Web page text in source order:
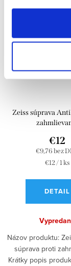
Zeiss súprava
€9,76 bez
€12
€12 / 1 ks
DETAIL
Názov produktu:
súprava proti
Krátky popis